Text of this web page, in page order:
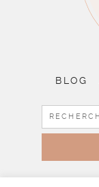
BLOG